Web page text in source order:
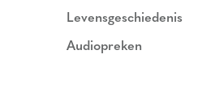
Levensgeschiedenis
Audiopreken